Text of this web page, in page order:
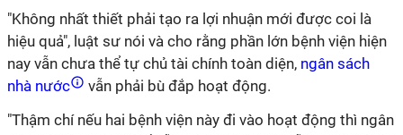
"Không nhất thiết phải tạo ra lợi nhuận mới được coi là
hiệu quả", luật sư nói và cho rằng phần lớn bệnh viện hiện
nay vẫn chưa thể tự chủ tài chính toàn diện, ngân sách
nhà nước
vẫn phải bù đắp hoạt động.
"Thậm chí nếu hai bệnh viện này đi vào hoạt động thì ngân